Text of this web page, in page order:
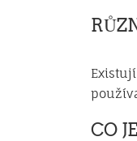
CO